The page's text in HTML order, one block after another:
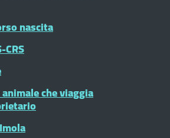
nascita
CRS
che viaggia